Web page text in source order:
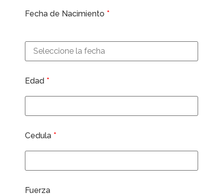
Fecha de Nacimiento *
Edad *
Cedula *
Fuerza